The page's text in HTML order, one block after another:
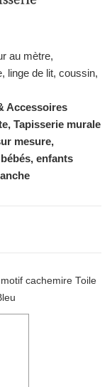
au mètre,
linge de lit, coussin,
Accessoires
Tapisserie murale
mesure,
enfants
cachemire Toile